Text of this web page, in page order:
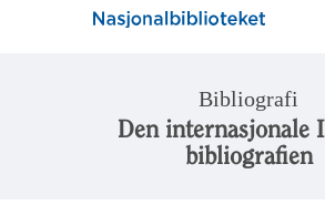
Bibliografi
Den internasjonale
bibliografien